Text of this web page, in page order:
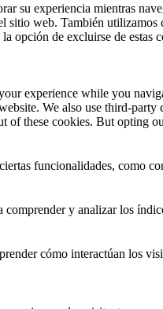
su experiencia mientras
sitio web. También
opción de excluirse de estas
experience while you
We also use third-
of these cookies. But opting
funcionalidades, como
y analizar los
cómo interactúan los